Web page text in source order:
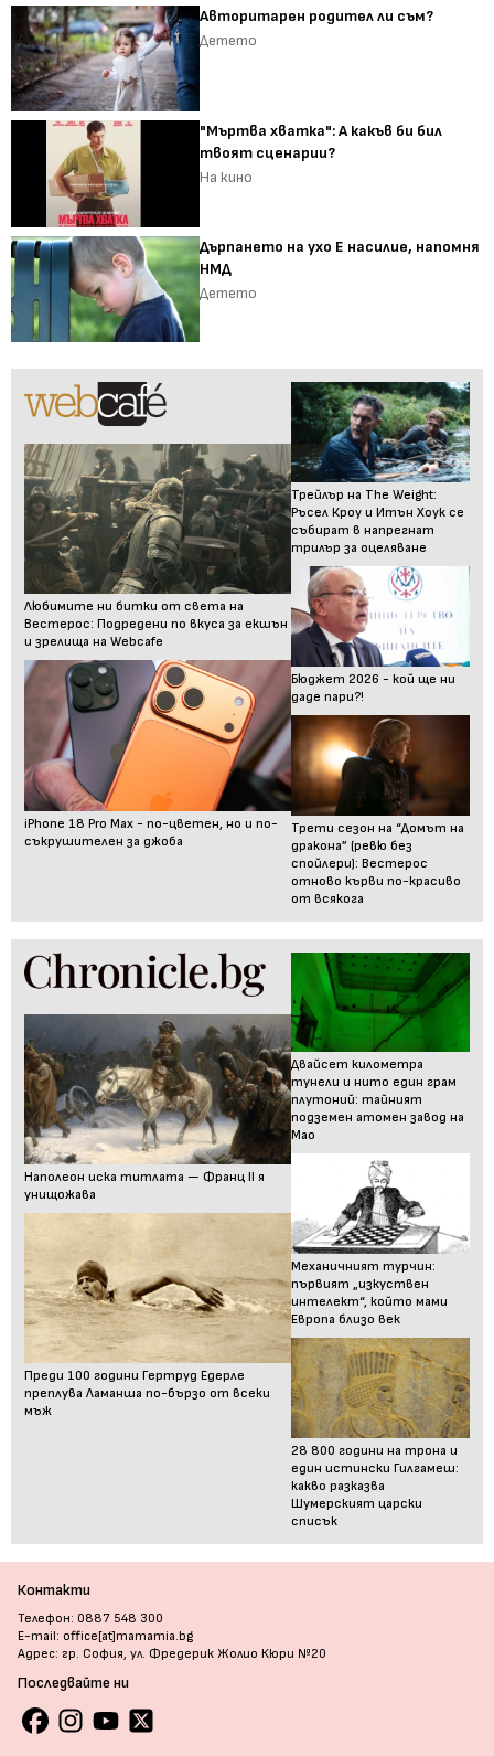
Авторитарен родител ли съм?
Детето
"Мъртва хватка": А какъв би бил
твоят сценарии?
На кино
Дърпането на ухо Е насилие, напомня
НМД
Детето
Любимите ни битки от света на
Вестерос: Подредени по вкуса за екшън
и зрелища на Webcafe
iPhone 18 Pro Max - по-цветен, но и по-
съкрушителен за джоба
Трейлър на The Weight:
Ръсел Кроу и Итън Хоук се
събират в напрегнат
трилър за оцеляване
Бюджет 2026 - кой ще ни
даде пари?!
Трети сезон на “Домът на
дракона” (ревю без
спойлери): Вестерос
отново кърви по-красиво
от всякога
Наполеон иска титлата — Франц II я
унищожава
Преди 100 години Гертруд Едерле
преплува Ламанша по-бързо от всеки
мъж
Двайсет километра
тунели и нито един грам
плутоний: тайният
подземен атомен завод на
Мао
Механичният турчин:
първият „изкуствен
интелект“, който мами
Европа близо век
28 800 години на трона и
един истински Гилгамеш:
какво разказва
Шумерският царски
списък
Контакти
Телефон: 0887 548 300
E-mail: office[at]mamamia.bg
Адрес: гр. София, ул. Фредерик Жолио Кюри №20
Последвайте ни